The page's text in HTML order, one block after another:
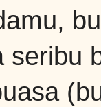
seribu